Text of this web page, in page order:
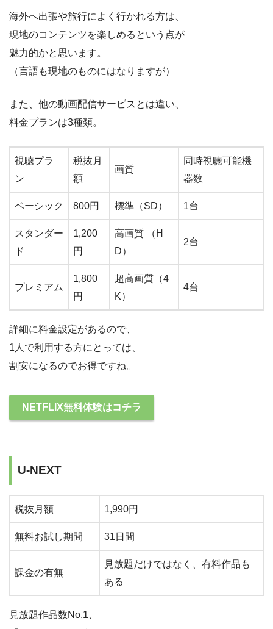
海外へ出張や旅行によく行かれる方は、
現地のコンテンツを楽しめるという点が
魅力的かと思います。
（言語も現地のものにはなりますが）
また、他の動画配信サービスとは違い、
料金プランは3種類。
視聴プラ
ン
税抜月
額
画質
同時視聴可能機
器数
ベーシック 800円 標準（SD） 1台
スタンダー
ド
1,200
円
高画質 （H
D）
2台
プレミアム
1,800
円
超高画質（4
K）
4台
詳細に料金設定があるので、
1人で利用する方にとっては、
割安になるのでお得ですね。
NETFLIX無料体験はコチラ
U-NEXT
税抜月額 1,990円
無料お試し期間 31日間
課金の有無
見放題だけではなく、有料作品も
ある
見放題作品数No.1、